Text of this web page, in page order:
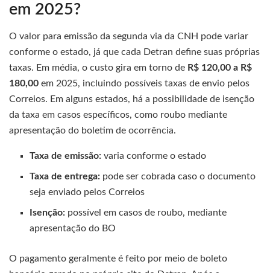
em 2025?
O valor para emissão da segunda via da CNH pode variar
conforme o estado, já que cada Detran define suas próprias
taxas. Em média, o custo gira em torno de R$ 120,00 a R$
180,00 em 2025, incluindo possíveis taxas de envio pelos
Correios. Em alguns estados, há a possibilidade de isenção
da taxa em casos específicos, como roubo mediante
apresentação do boletim de ocorrência.
Taxa de emissão: varia conforme o estado
Taxa de entrega: pode ser cobrada caso o documento
seja enviado pelos Correios
Isenção: possível em casos de roubo, mediante
apresentação do BO
O pagamento geralmente é feito por meio de boleto